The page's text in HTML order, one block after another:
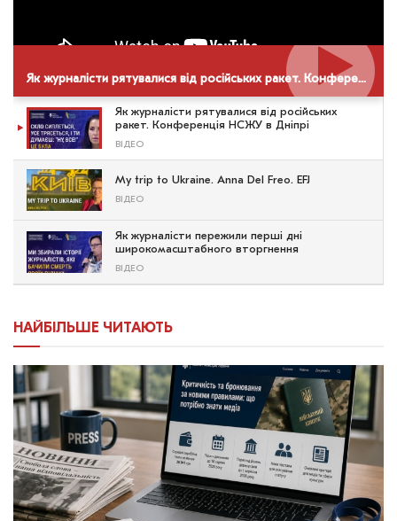
Як журналісти рятувалися від російських ракет. Конференція НСЖУ в Дніпрі
Як журналісти рятувалися від російських
ракет. Конференція НСЖУ в Дніпрі
ВІДЕО
My trip to Ukraine. Anna Del Freo. EFJ
ВІДЕО
Як журналісти пережили перші дні
широкомасштабного вторгнення
ВІДЕО
НАЙБІЛЬШЕ ЧИТАЮТЬ